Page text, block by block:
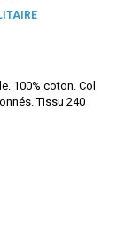
100% coton. Col
Tissu 240